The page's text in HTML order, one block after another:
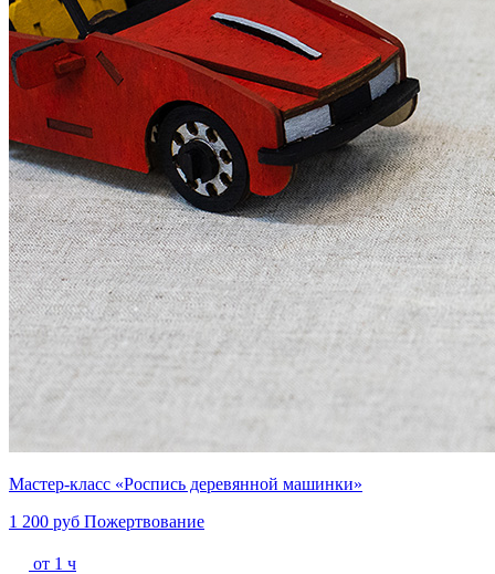
Мастер-класс «Роспись деревянной машинки»
1 200 руб Пожертвование
от 1 ч